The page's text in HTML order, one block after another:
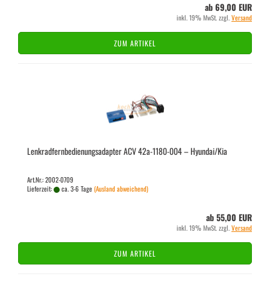
ab 69,00 EUR
inkl. 19% MwSt. zzgl.Versand
ZUM ARTIKEL
Lenk­rad­fern­be­die­nungs­ad­ap­ter ACV 42a-​1180-​004 – Hyundai/Kia
Art.Nr.: 2002-0709
Lieferzeit:
ca. 3-6 Tage(Ausland abweichend)
ab 55,00 EUR
inkl. 19% MwSt. zzgl.Versand
ZUM ARTIKEL